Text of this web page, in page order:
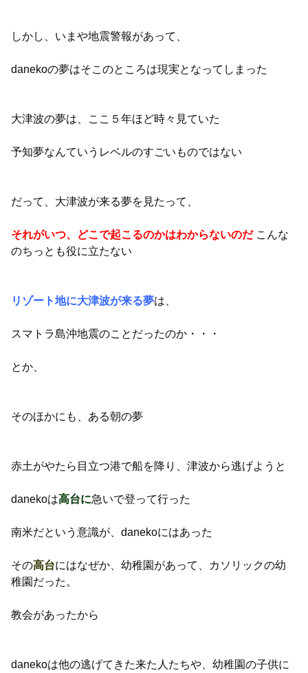
しかし、いまや地震警報があって、
danekoの夢はそこのところは現実となってしまった
大津波の夢は、ここ５年ほど時々見ていた
予知夢なんていうレベルのすごいものではない
だって、大津波が来る夢を見たって、
それがいつ、どこで起こるのかはわからないのだ こんな
のちっとも役に立たない
リゾート地に大津波が来る夢は、
スマトラ島沖地震のことだったのか・・・
とか、
そのほかにも、ある朝の夢
赤土がやたら目立つ港で船を降り、津波から逃げようと
danekoは高台に急いで登って行った
南米だという意識が、danekoにはあった
その高台にはなぜか、幼稚園があって、カソリックの幼
稚園だった。
教会があったから
danekoは他の逃げてきた来た人たちや、幼稚園の子供に